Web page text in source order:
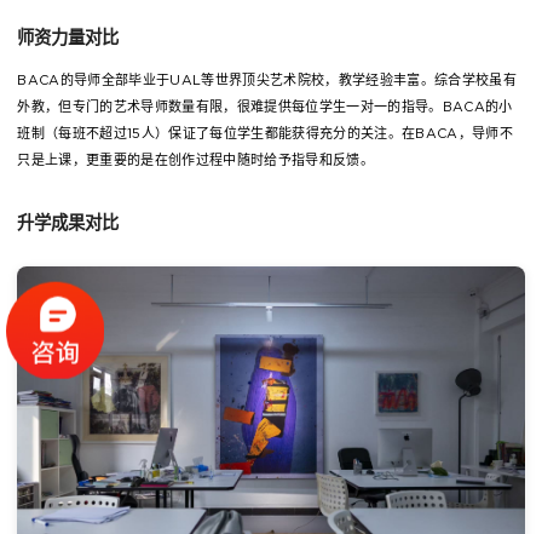
师资力量对比
BACA的导师全部毕业于UAL等世界顶尖艺术院校，教学经验丰富。综合学校虽有
外教，但专门的艺术导师数量有限，很难提供每位学生一对一的指导。BACA的小
班制（每班不超过15人）保证了每位学生都能获得充分的关注。在BACA，导师不
只是上课，更重要的是在创作过程中随时给予指导和反馈。
升学成果对比